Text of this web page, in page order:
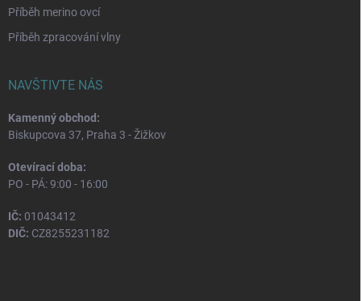
Příběh merino ovcí
Příběh zpracování vlny
NAVŠTIVTE NÁS
Kamenný obchod:
Biskupcova 37, Praha 3 - Žižkov
Otevírací doba:
PO - PÁ: 9:00 - 16:00
IČ: 01043412
DIČ: CZ8255231182